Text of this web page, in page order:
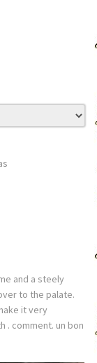
and a steely
to the palate.
it very
. comment. un bon